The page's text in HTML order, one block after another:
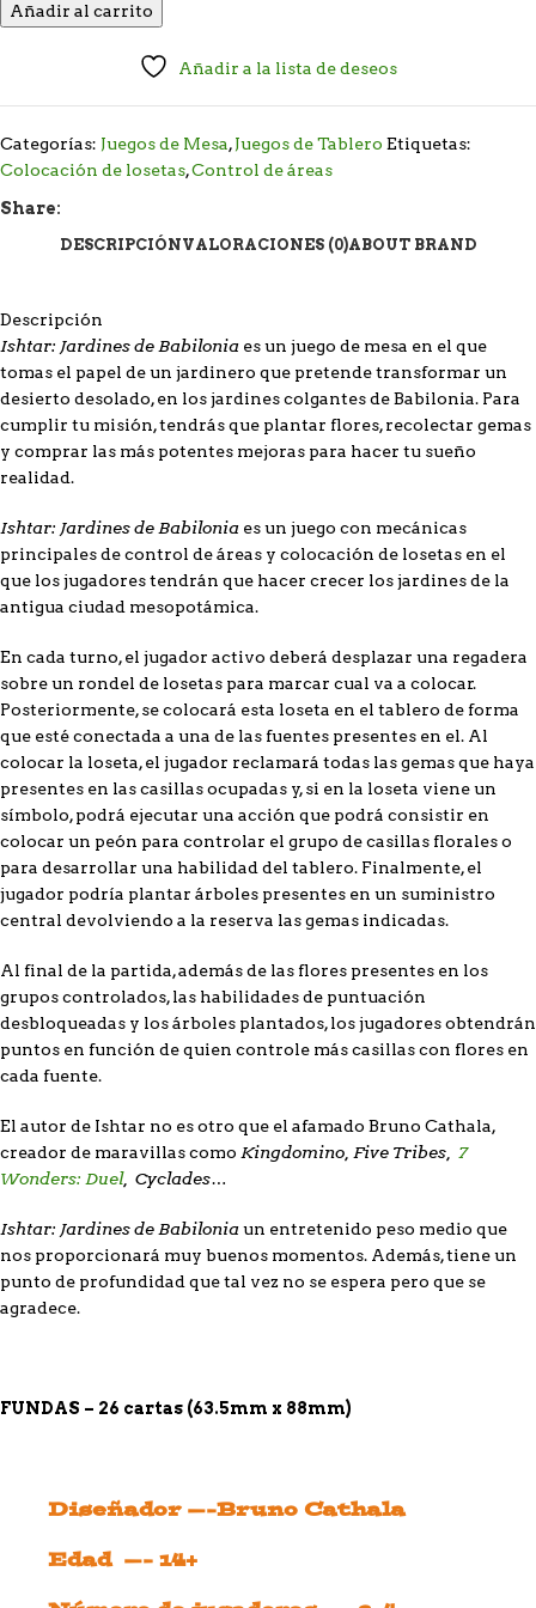
Añadir al carrito
Añadir a la lista de deseos
Categorías: Juegos de Mesa,Juegos de Tablero Etiquetas:
Colocación de losetas,Control de áreas
Share:
DESCRIPCIÓNVALORACIONES (0)ABOUT BRAND
Descripción
Ishtar: Jardines de Babilonia es un juego de mesa en el que
tomas el papel de un jardinero que pretende transformar un
desierto desolado, en los jardines colgantes de Babilonia. Para
cumplir tu misión, tendrás que plantar flores, recolectar gemas
y comprar las más potentes mejoras para hacer tu sueño
realidad.
Ishtar: Jardines de Babilonia es un juego con mecánicas
principales de control de áreas y colocación de losetas en el
que los jugadores tendrán que hacer crecer los jardines de la
antigua ciudad mesopotámica.
En cada turno, el jugador activo deberá desplazar una regadera
sobre un rondel de losetas para marcar cual va a colocar.
Posteriormente, se colocará esta loseta en el tablero de forma
que esté conectada a una de las fuentes presentes en el. Al
colocar la loseta, el jugador reclamará todas las gemas que haya
presentes en las casillas ocupadas y, si en la loseta viene un
símbolo, podrá ejecutar una acción que podrá consistir en
colocar un peón para controlar el grupo de casillas florales o
para desarrollar una habilidad del tablero. Finalmente, el
jugador podría plantar árboles presentes en un suministro
central devolviendo a la reserva las gemas indicadas.
Al final de la partida, además de las flores presentes en los
grupos controlados, las habilidades de puntuación
desbloqueadas y los árboles plantados, los jugadores obtendrán
puntos en función de quien controle más casillas con flores en
cada fuente.
El autor de Ishtar no es otro que el afamado Bruno Cathala,
creador de maravillas como Kingdomino, Five Tribes, 7
Wonders: Duel, Cyclades…
Ishtar: Jardines de Babiloniaun entretenido peso medio que
nos proporcionará muy buenos momentos. Además, tiene un
punto de profundidad que tal vez no se espera pero que se
agradece.
FUNDAS – 26 cartas (63.5mm x 88mm)
Diseñador —-Bruno Cathala
Edad —- 14+